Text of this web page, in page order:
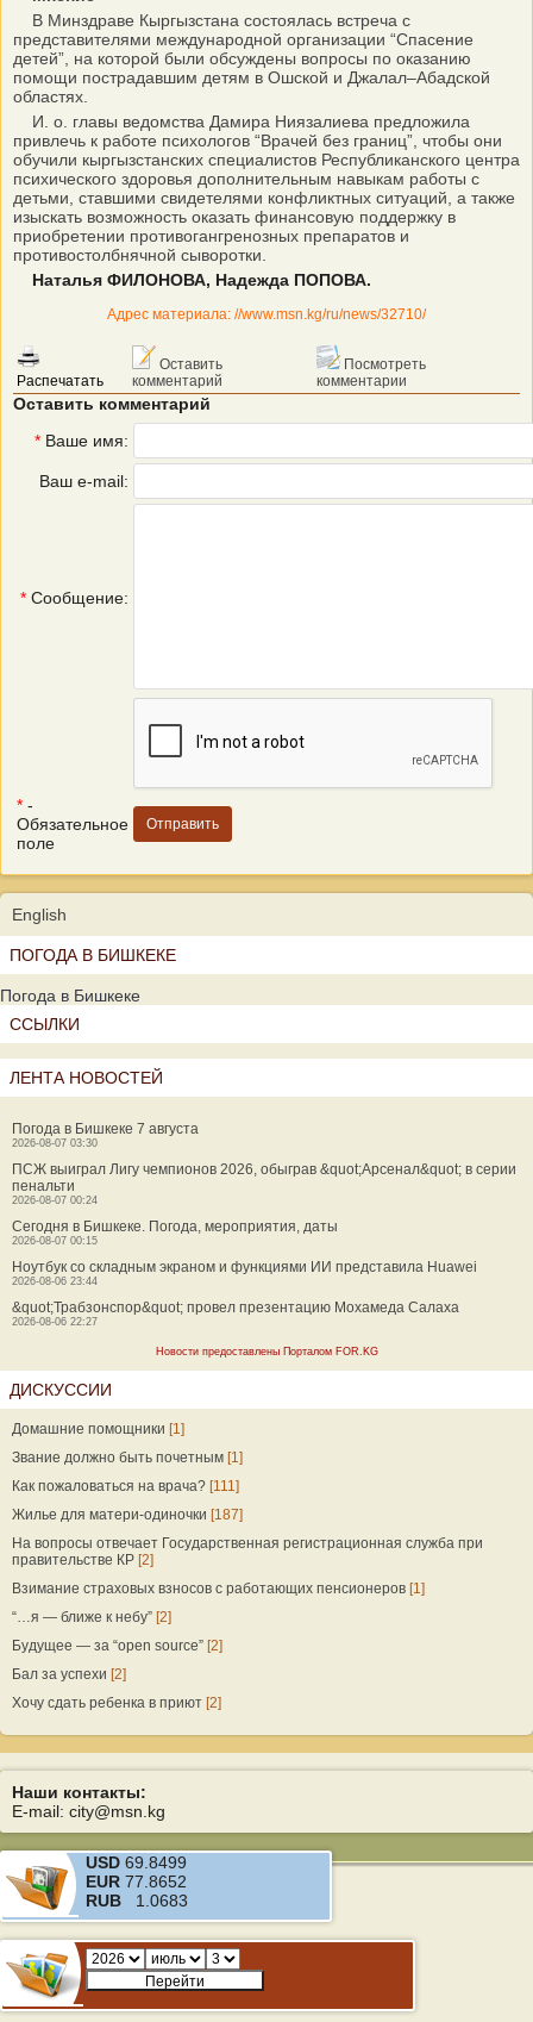
В Минздраве Кыргызстана состоялась встреча с
представителями международной организации “Спасение
детей”, на которой были обсуждены вопросы по оказанию
помощи пострадавшим детям в Ошской и Джалал–Абадской
областях.
И. о. главы ведомства Дамира Ниязалиева предложила
привлечь к работе психологов “Врачей без границ”, чтобы они
обучили кыргызстанских специалистов Республиканского центра
психического здоровья дополнительным навыкам работы с
детьми, ставшими свидетелями конфликтных ситуаций, а также
изыскать возможность оказать финансовую поддержку в
приобретении противогангренозных препаратов и
противостолбнячной сыворотки.
Наталья ФИЛОНОВА, Надежда ПОПОВА.
Адрес материала: //www.msn.kg/ru/news/32710/
Распечатать
Оставить
комментарий
Посмотреть
комментарии
Оставить комментарий
* Ваше имя:
Ваш e-mail:
* Сообщение:
* -
Обязательное
поле
English
ПОГОДА В БИШКЕКЕ
Погода в Бишкеке
ССЫЛКИ
ЛЕНТА НОВОСТЕЙ
Погода в Бишкеке 7 августа
2026-08-07 03:30
ПСЖ выиграл Лигу чемпионов 2026, обыграв &quot;Арсенал&quot; в серии
пенальти
2026-08-07 00:24
Сегодня в Бишкеке. Погода, мероприятия, даты
2026-08-07 00:15
Ноутбук со складным экраном и функциями ИИ представила Huawei
2026-08-06 23:44
&quot;Трабзонспор&quot; провел презентацию Мохамеда Салаха
2026-08-06 22:27
Новости предоставлены Порталом FOR.KG
ДИСКУССИИ
Домашние помощники [1]
Звание должно быть почетным [1]
Как пожаловаться на врача? [111]
Жилье для матери-одиночки [187]
На вопросы отвечает Государственная регистрационная служба при
правительстве КР [2]
Взимание страховых взносов с работающих пенсионеров [1]
“…я — ближе к небу” [2]
Будущее — за “open source” [2]
Бал за успехи [2]
Хочу сдать ребенка в приют [2]
Наши контакты:
E-mail: city@msn.kg
USD 69.8499
EUR 77.8652
RUB 1.0683